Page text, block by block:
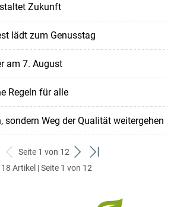
Zukunft
lädt zum Genusstag
am 7. August
Regeln für alle
sondern Weg der Qualität weitergehen
zurück
zum
Seite 1 von 12
weiter
zum
zum
Artikel | Seite 1 von 12